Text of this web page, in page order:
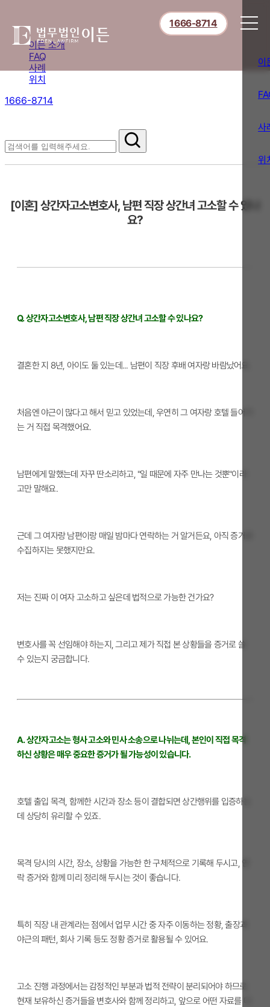
이든 소개
FAQ
사례
위치
1666-8714
1666-8714
이
사
위
[이혼] 상간자고소변호사, 남편 직장 상간녀 고소할 수 있나
요?
Q. 상간자고소변호사, 남편 직장 상간녀 고소할 수 있나요?
결혼한 지 8년, 아이도 둘 있는데... 남편이 직장 후배 여자랑 바람났어요.
처음엔 야근이 많다고 해서 믿고 있었는데, 우연히 그 여자랑 호텔 들어가
는 거 직접 목격했어요.
남편에게 말했는데 자꾸 딴소리하고, "일 때문에 자주 만나는 것뿐"이라
고만 말해요.
근데 그 여자랑 남편이랑 매일 밤마다 연락하는 거 알거든요, 아직 증거로
수집하지는 못했지만요.
저는 진짜 이 여자 고소하고 싶은데 법적으로 가능한 건가요?
변호사를 꼭 선임해야 하는지, 그리고 제가 직접 본 상황들을 증거로 쓸
수 있는지 궁금합니다.
A. 상간자고소는 형사 고소와 민사 소송으로 나뉘는데, 본인이 직접 목격
하신 상황은 매우 중요한 증거가 될 가능성이 있습니다.
호텔 출입 목격, 함께한 시간과 장소 등이 결합되면 상간행위를 입증하는
데 상당히 유리할 수 있죠.
목격 당시의 시간, 장소, 상황을 가능한 한 구체적으로 기록해 두시고, 연
락 증거와 함께 미리 정리해 두시는 것이 좋습니다.
특히 직장 내 관계라는 점에서 업무 시간 중 자주 이동하는 정황, 출장과
야근의 패턴, 회사 기록 등도 정황 증거로 활용될 수 있어요.
고소 진행 과정에서는 감정적인 부분과 법적 전략이 분리되어야 하므로,
현재 보유하신 증거들을 변호사와 함께 정리하고, 앞으로 어떤 자료를 더